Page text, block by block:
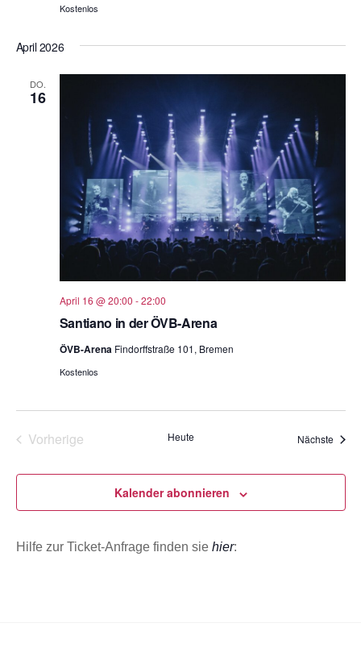
Kostenlos
April 2026
DO.
16
Santiano in der ÖVB-Arena
April 16 @ 20:00 -22:00
ÖVB-Arena Findorffstraße 101, Bremen
Kostenlos
Vorherige
Heute Nächste
Kalender abonnieren
Hilfe zur Ticket-Anfrage finden sie hier: